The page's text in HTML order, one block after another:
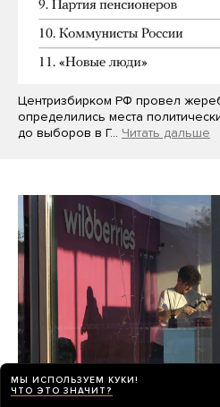
Центризбирком РФ провел
определились места
до выборов в Г… Читать дальше
МЫ ИСПОЛЬЗУЕМ КУКИ!
ЧТО ЭТО ЗНАЧИТ?